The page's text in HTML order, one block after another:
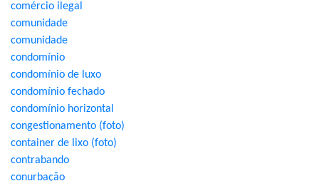
comércio ilegal
comunidade
comunidade
condomínio
condomínio de luxo
condomínio fechado
condomínio horizontal
congestionamento (foto)
container de lixo (foto)
contrabando
conurbação